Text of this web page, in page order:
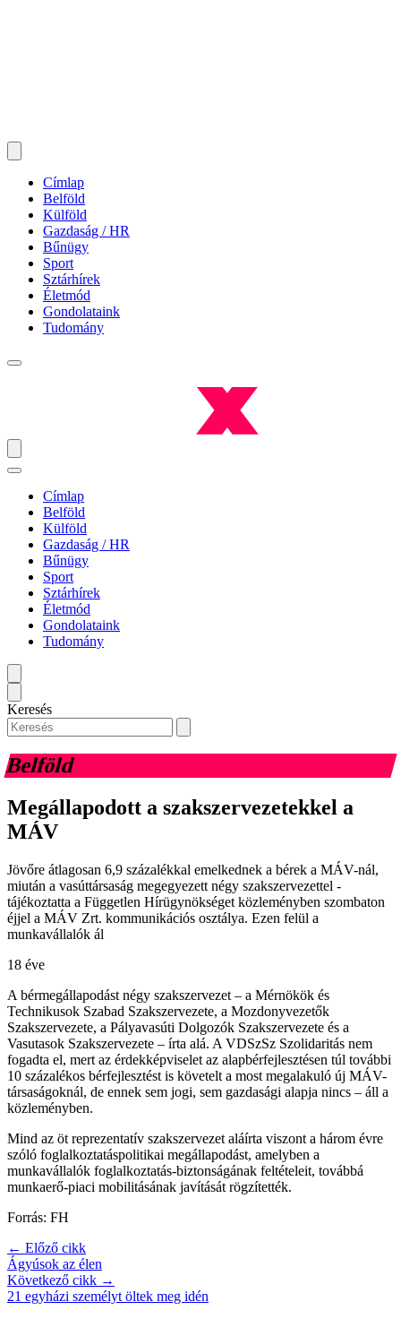
Címlap
Belföld
Külföld
Gazdaság / HR
Bűnügy
Sport
Sztárhírek
Életmód
Gondolataink
Tudomány
Címlap
Belföld
Külföld
Gazdaság / HR
Bűnügy
Sport
Sztárhírek
Életmód
Gondolataink
Tudomány
Keresés
Belföld
Megállapodott a szakszervezetekkel a
MÁV
Jövőre átlagosan 6,9 százalékkal emelkednek a bérek a MÁV-nál,
miután a vasúttársaság megegyezett négy szakszervezettel -
tájékoztatta a Független Hírügynökséget közleményben szombaton
éjjel a MÁV Zrt. kommunikációs osztálya. Ezen felül a
munkavállalók ál
18 éve
A bérmegállapodást négy szakszervezet – a Mérnökök és
Technikusok Szabad Szakszervezete, a Mozdonyvezetők
Szakszervezete, a Pályavasúti Dolgozók Szakszervezete és a
Vasutasok Szakszervezete – írta alá. A VDSzSz Szolidaritás nem
fogadta el, mert az érdekképviselet az alapbérfejlesztésen túl további
10 százalékos bérfejlesztést is követelt a most megalakuló új MÁV-
társaságoknál, de ennek sem jogi, sem gazdasági alapja nincs – áll a
közleményben.
Mind az öt reprezentatív szakszervezet aláírta viszont a három évre
szóló foglalkoztatáspolitikai megállapodást, amelyben a
munkavállalók foglalkoztatás-biztonságának feltételeit, továbbá
munkaerő-piaci mobilitásának javítását rögzítették.
Forrás: FH
← Előző cikk
Ágyúsok az élen
Következő cikk →
21 egyházi személyt öltek meg idén